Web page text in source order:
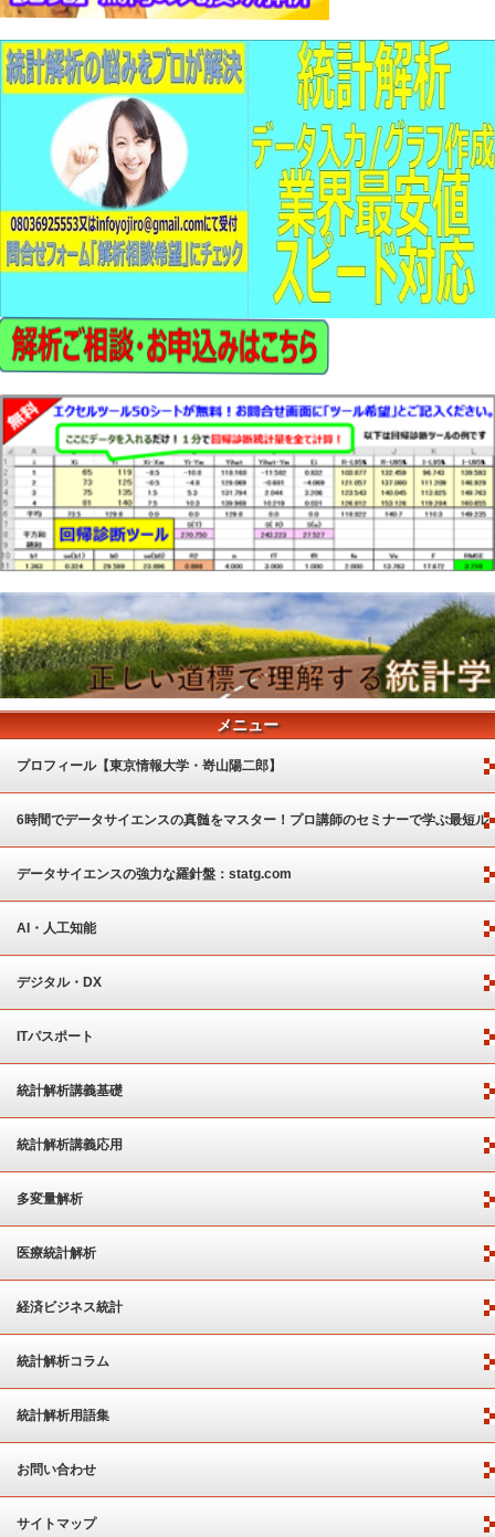
メニュー
プロフィール【東京情報大学・嵜山陽二郎】
6時間でデータサイエンスの真髄をマスター！プロ講師のセミナーで学ぶ最短ル
ート
データサイエンスの強力な羅針盤：statg.com
AI・人工知能
デジタル・DX
ITパスポート
統計解析講義基礎
統計解析講義応用
多変量解析
医療統計解析
経済ビジネス統計
統計解析コラム
統計解析用語集
お問い合わせ
サイトマップ